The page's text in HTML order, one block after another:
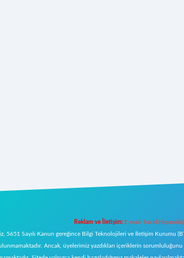
Reklam ve İletişim: E-mail:
5651 Sayılı Kanun gereğince Bilgi Teknolojileri ve İletişim Kurumu
Ancak, üyelerimiz yazdıkları içeriklerin